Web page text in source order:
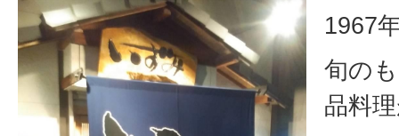
1967
旬の
品料